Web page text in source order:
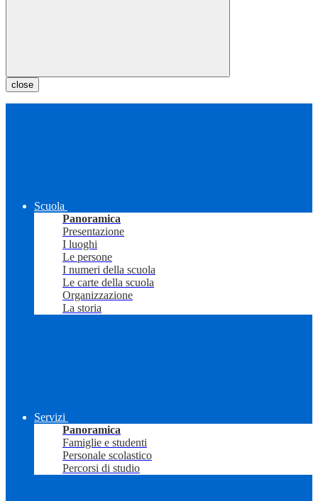
close
Scuola
Panoramica
Presentazione
I luoghi
Le persone
I numeri della scuola
Le carte della scuola
Organizzazione
La storia
Servizi
Panoramica
Famiglie e studenti
Personale scolastico
Percorsi di studio